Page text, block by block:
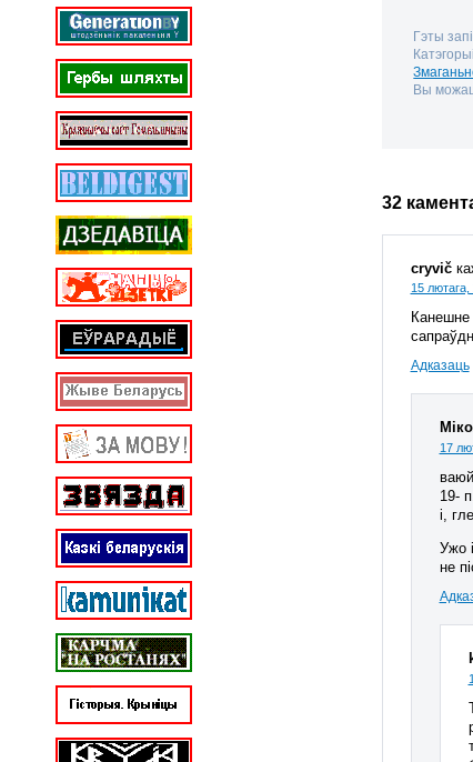
Гэты
Вы
32
cryvič
15
Канешне
Адказаць
17
19-
і,
Ужо
не